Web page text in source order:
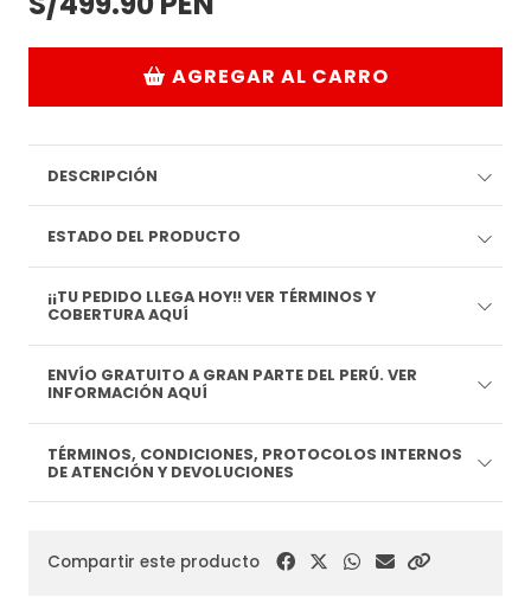
AGREGAR AL CARRO
DESCRIPCIÓN
ESTADO DEL PRODUCTO
¡¡TU PEDIDO LLEGA HOY!! VER TÉRMINOS Y
COBERTURA AQUÍ
ENVÍO GRATUITO A GRAN PARTE DEL PERÚ. VER
INFORMACIÓN AQUÍ
TÉRMINOS, CONDICIONES, PROTOCOLOS INTERNOS
DE ATENCIÓN Y DEVOLUCIONES
Compartir este producto